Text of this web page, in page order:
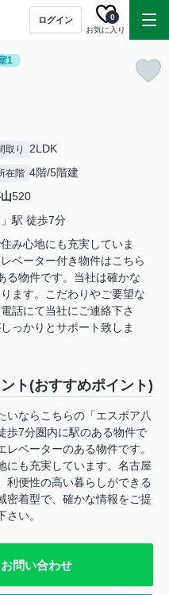
ログイン
お気に入り
0
1
取り 2LDK
在階 4階/5階建
520
」駅 徒歩7分
み心地にも充実していま
ベーター付き物件はこちら
る物件です。当社は確かな
ます。こだわりやご要望な
話にて当社にご連絡下さ
っかりとサポート致しま
ト(おすすめポイント)
いならこちらの「エスポア八
歩7分圏内に駅のある物件で
ベーターのある物件です。
にも充実しています。名古屋
利便性の高い暮らしができる
密着型で、確かな情報をご提
い。
問い合わせ